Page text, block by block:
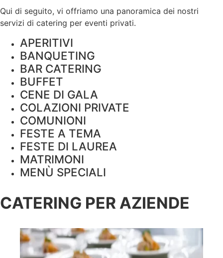
Qui di seguito, vi offriamo una panoramica dei nostri
servizi di catering per eventi privati.
APERITIVI
BANQUETING
BAR CATERING
BUFFET
CENE DI GALA
COLAZIONI PRIVATE
COMUNIONI
FESTE A TEMA
FESTE DI LAUREA
MATRIMONI
MENÙ SPECIALI
CATERING PER AZIENDE